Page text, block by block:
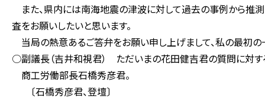
また、県内には南海地震の津波に対して過去の事例から推
査をお願いしたいと思います。
当局の熱意あるご答弁をお願い申し上げまして、私の最初の
○副議長（吉井和視君） ただいまの花田健吉君の質問に対す
商工労働部長石橋秀彦君。
〔石橋秀彦君、登壇〕